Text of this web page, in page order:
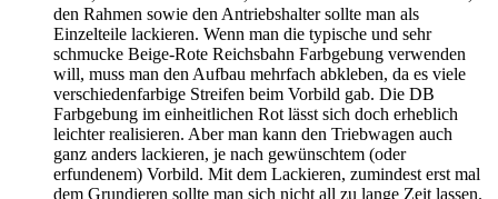
den Rahmen sowie den Antriebshalter sollte man als
Einzelteile lackieren. Wenn man die typische und sehr
schmucke Beige-Rote Reichsbahn Farbgebung verwenden
will, muss man den Aufbau mehrfach abkleben, da es viele
verschiedenfarbige Streifen beim Vorbild gab. Die DB
Farbgebung im einheitlichen Rot lässt sich doch erheblich
leichter realisieren. Aber man kann den Triebwagen auch
ganz anders lackieren, je nach gewünschtem (oder
erfundenem) Vorbild. Mit dem Lackieren, zumindest erst mal
dem Grundieren sollte man sich nicht all zu lange Zeit lassen.